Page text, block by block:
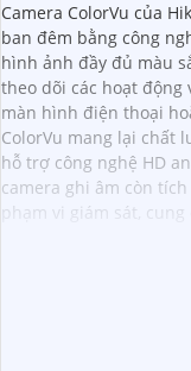
Camera ColorVu của
ban đêm bằng công
hình ảnh đầy đủ màu
theo dõi các hoạt
màn hình điện thoại
ColorVu mang lại chất
hỗ trợ công nghệ HD
camera ghi âm còn
phạm vi giám sát,